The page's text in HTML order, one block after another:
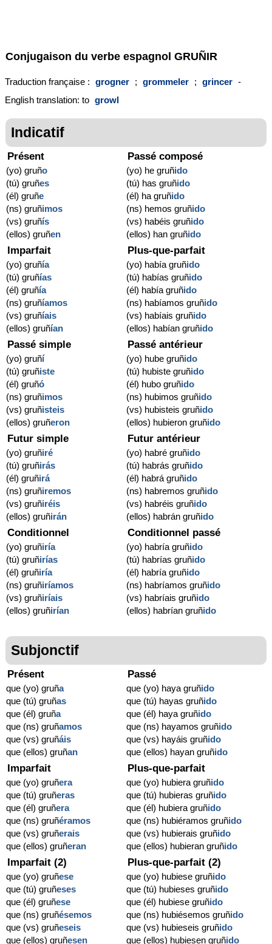
Conjugaison du verbe espagnol GRUÑIR
Traduction française : grogner ; grommeler ; grincer -
English translation: to growl
Indicatif
Présent
(yo) gruño
(tú) gruñes
(él) gruñe
(ns) gruñimos
(vs) gruñís
(ellos) gruñen
Passé composé
(yo) he gruñido
(tú) has gruñido
(él) ha gruñido
(ns) hemos gruñido
(vs) habéis gruñido
(ellos) han gruñido
Imparfait
(yo) gruñía
(tú) gruñías
(él) gruñía
(ns) gruñíamos
(vs) gruñíais
(ellos) gruñían
Plus-que-parfait
(yo) había gruñido
(tú) habías gruñido
(él) había gruñido
(ns) habíamos gruñido
(vs) habíais gruñido
(ellos) habían gruñido
Passé simple
(yo) gruñí
(tú) gruñiste
(él) gruñó
(ns) gruñimos
(vs) gruñisteis
(ellos) gruñeron
Passé antérieur
(yo) hube gruñido
(tú) hubiste gruñido
(él) hubo gruñido
(ns) hubimos gruñido
(vs) hubisteis gruñido
(ellos) hubieron gruñido
Futur simple
(yo) gruñiré
(tú) gruñirás
(él) gruñirá
(ns) gruñiremos
(vs) gruñiréis
(ellos) gruñirán
Futur antérieur
(yo) habré gruñido
(tú) habrás gruñido
(él) habrá gruñido
(ns) habremos gruñido
(vs) habréis gruñido
(ellos) habrán gruñido
Conditionnel
(yo) gruñiría
(tú) gruñirías
(él) gruñiría
(ns) gruñiríamos
(vs) gruñiríais
(ellos) gruñirían
Conditionnel passé
(yo) habría gruñido
(tú) habrías gruñido
(él) habría gruñido
(ns) habríamos gruñido
(vs) habríais gruñido
(ellos) habrían gruñido
Subjonctif
Présent
que (yo) gruña
que (tú) gruñas
que (él) gruña
que (ns) gruñamos
que (vs) gruñáis
que (ellos) gruñan
Passé
que (yo) haya gruñido
que (tú) hayas gruñido
que (él) haya gruñido
que (ns) hayamos gruñido
que (vs) hayáis gruñido
que (ellos) hayan gruñido
Imparfait
que (yo) gruñera
que (tú) gruñeras
que (él) gruñera
que (ns) gruñéramos
que (vs) gruñerais
que (ellos) gruñeran
Plus-que-parfait
que (yo) hubiera gruñido
que (tú) hubieras gruñido
que (él) hubiera gruñido
que (ns) hubiéramos gruñido
que (vs) hubierais gruñido
que (ellos) hubieran gruñido
Imparfait (2)
que (yo) gruñese
que (tú) gruñeses
que (él) gruñese
que (ns) gruñésemos
que (vs) gruñeseis
que (ellos) gruñesen
Plus-que-parfait (2)
que (yo) hubiese gruñido
que (tú) hubieses gruñido
que (él) hubiese gruñido
que (ns) hubiésemos gruñido
que (vs) hubieseis gruñido
que (ellos) hubiesen gruñido